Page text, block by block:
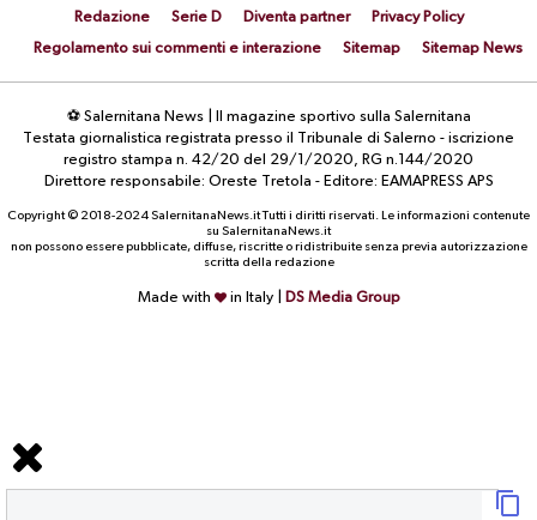
Redazione Serie D Diventa partner
Privacy Policy
Regolamento sui commenti e interazione
Sitemap Sitemap News
⚽ Salernitana News | Il magazine sportivo sulla Salernitana
Testata giornalistica registrata presso il Tribunale di Salerno - iscrizione
registro stampa n. 42/20 del 29/1/2020, RG n.144/2020
Direttore responsabile: Oreste Tretola - Editore: EAMAPRESS APS
Copyright © 2018-2024 SalernitanaNews.it Tutti i diritti riservati. Le informazioni contenute
su SalernitanaNews.it
non possono essere pubblicate, diffuse, riscritte o ridistribuite senza previa autorizzazione
scritta della redazione
Made with in Italy | DS Media Group